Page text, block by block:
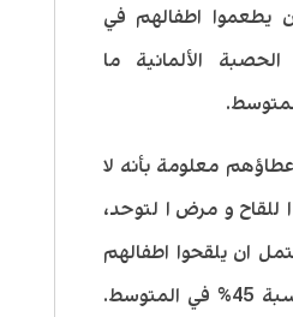
يطعموا اطفالهم في
الألمانية ما
معلومة بأنه لا
ومرض التوحد،
ان يلقحوا اطفالهم
في المستقبل بنسبة 45% في المتوسط.